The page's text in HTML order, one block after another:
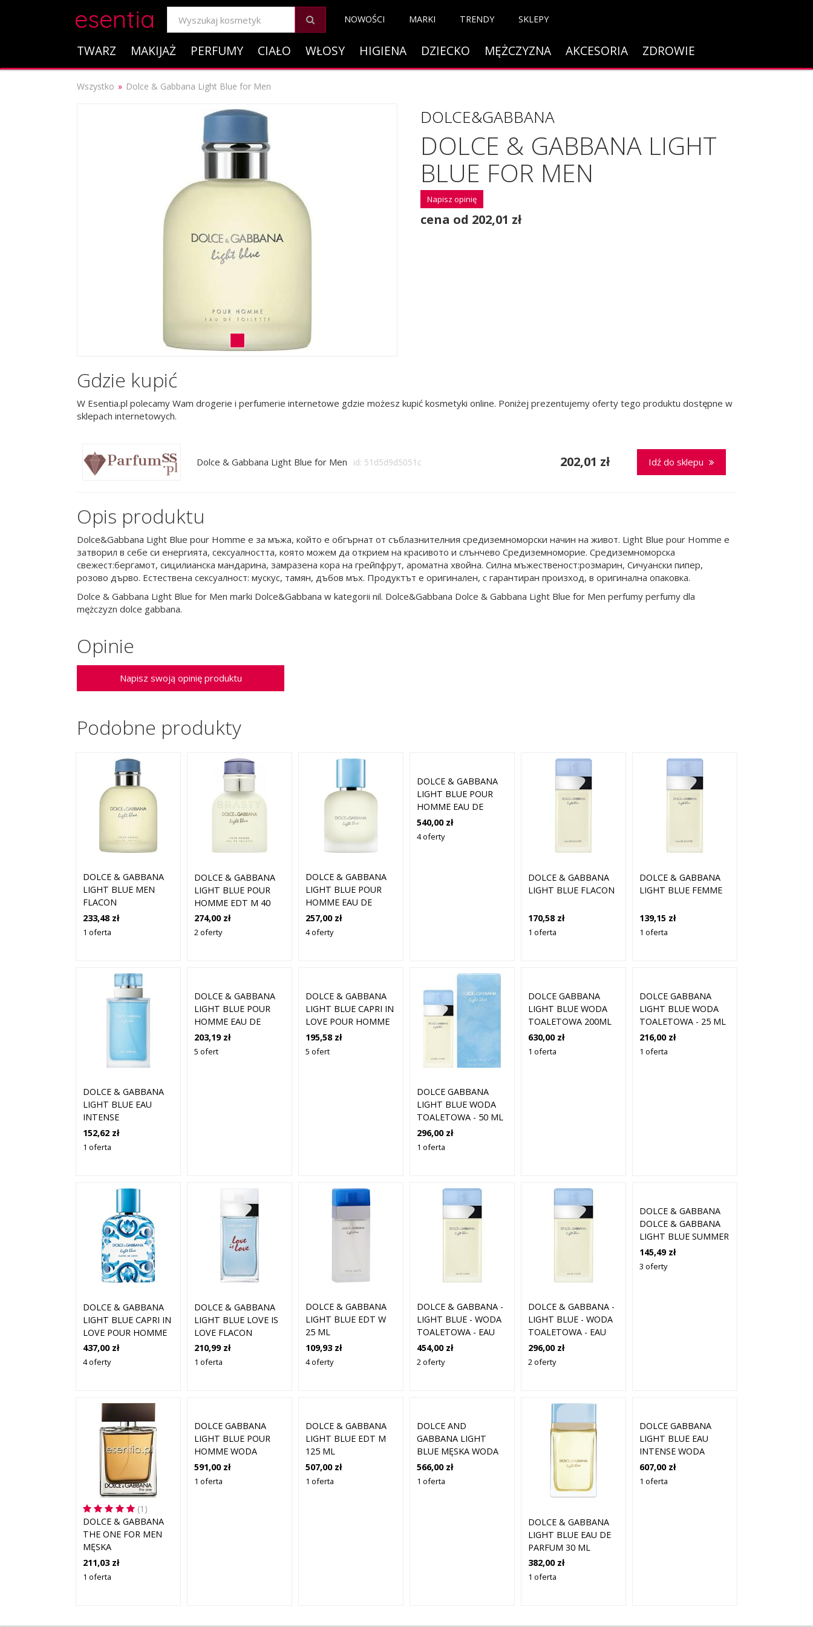
esentia NOWOŚCI MARKI TRENDY SKLEPY
TWARZ MAKIJAŻ PERFUMY CIAŁO WŁOSY HIGIENA DZIECKO MĘŻCZYZNA AKCESORIA ZDROWIE
Wszystko Dolce & Gabbana Light Blue for Men
DOLCE&GABBANA
DOLCE & GABBANA LIGHT
BLUE FOR MEN
Napisz opinię
cena od 202,01 zł
Gdzie kupić
W Esentia.pl polecamy Wam drogerie i perfumerie internetowe gdzie możesz kupić kosmetyki online. Poniżej prezentujemy oferty tego produktu dostępne w
sklepach internetowych.
Dolce & Gabbana Light Blue for Men id: 51d5d9d5051c 202,01 zł Idź do sklepu
Opis produktu
Dolce&Gabbana Light Blue pour Homme е за мъжа, който е обгърнат от съблазнителния средиземноморски начин на живот. Light Blue pour Homme е
затворил в себе си енергията, сексуалността, която можем да открием на красивото и слънчево Средиземноморие. Средиземноморска
свежест:бергамот, сицилианска мандарина, замразена кора на грейпфрут, ароматна хвойна. Силна мъжественост:розмарин, Сичуански пипер,
розово дърво. Естествена сексуалност: мускус, тамян, дъбов мъх. Продуктът е оригинален, с гарантиран произход, в оригинална опаковка.
Dolce & Gabbana Light Blue for Men marki Dolce&Gabbana w kategorii nil. Dolce&Gabbana Dolce & Gabbana Light Blue for Men perfumy perfumy dla
mężczyzn dolce gabbana.
Opinie
Napisz swoją opinię produktu
Podobne produkty
DOLCE & GABBANA
LIGHT BLUE MEN
FLACON
233,48 zł
1 oferta
DOLCE & GABBANA
LIGHT BLUE POUR
HOMME EDT M 40
ML
274,00 zł
2 oferty
DOLCE & GABBANA
LIGHT BLUE POUR
HOMME EAU DE
TOILETTE 50 ML
257,00 zł
4 oferty
DOLCE & GABBANA
LIGHT BLUE POUR
HOMME EAU DE
TOILETTE 200 ML
540,00 zł
4 oferty
DOLCE & GABBANA
LIGHT BLUE FLACON
170,58 zł
1 oferta
DOLCE & GABBANA
LIGHT BLUE FEMME
139,15 zł
1 oferta
DOLCE & GABBANA
LIGHT BLUE EAU
INTENSE
152,62 zł
1 oferta
DOLCE & GABBANA
LIGHT BLUE POUR
HOMME EAU DE
TOILETTE 100 ML
203,19 zł
5 ofert
DOLCE & GABBANA
LIGHT BLUE CAPRI IN
LOVE POUR HOMME
EAU DE PARFUM 50 M
195,58 zł
5 ofert
DOLCE GABBANA
LIGHT BLUE WODA
TOALETOWA - 50 ML
296,00 zł
1 oferta
DOLCE GABBANA
LIGHT BLUE WODA
TOALETOWA 200ML
630,00 zł
1 oferta
DOLCE GABBANA
LIGHT BLUE WODA
TOALETOWA - 25 ML
216,00 zł
1 oferta
DOLCE & GABBANA
LIGHT BLUE CAPRI IN
LOVE POUR HOMME
EAU DE PARFUM 100
437,00 zł
4 oferty
DOLCE & GABBANA
LIGHT BLUE LOVE IS
LOVE FLACON
210,99 zł
1 oferta
DOLCE & GABBANA
LIGHT BLUE EDT W
25 ML
109,93 zł
4 oferty
DOLCE & GABBANA -
LIGHT BLUE - WODA
TOALETOWA - EAU
DE TOILETTE 100ML -
DLA KOBIET
454,00 zł
2 oferty
DOLCE & GABBANA -
LIGHT BLUE - WODA
TOALETOWA - EAU
DE TOILETTE 50ML -
DLA KOBIET
296,00 zł
2 oferty
DOLCE & GABBANA
DOLCE & GABBANA
LIGHT BLUE SUMMER
VIBES - EDT -
POJEMNOŚĆ: 50 ML
145,49 zł
3 oferty
(1)
DOLCE & GABBANA
THE ONE FOR MEN
MĘSKA
211,03 zł
1 oferta
DOLCE GABBANA
LIGHT BLUE POUR
HOMME WODA
TOALETOWA W
FORMACIE 200ML
591,00 zł
1 oferta
DOLCE & GABBANA
LIGHT BLUE EDT M
125 ML
507,00 zł
1 oferta
DOLCE AND
GABBANA LIGHT
BLUE MĘSKA WODA
TOALETOWA
SUMMER VIBES W
566,00 zł
1 oferta
DOLCE & GABBANA
LIGHT BLUE EAU DE
PARFUM 30 ML
382,00 zł
1 oferta
DOLCE GABBANA
LIGHT BLUE EAU
INTENSE WODA
PERFUMOWANA - 100
ML
607,00 zł
1 oferta